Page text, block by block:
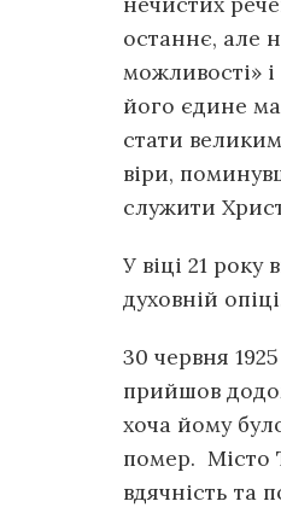
останнє, але
можливості»
його єдине
стати
віри,
служити
У віці 21
духовній
30 червня
прийшов
хоча йому
помер. Місто
вдячність та